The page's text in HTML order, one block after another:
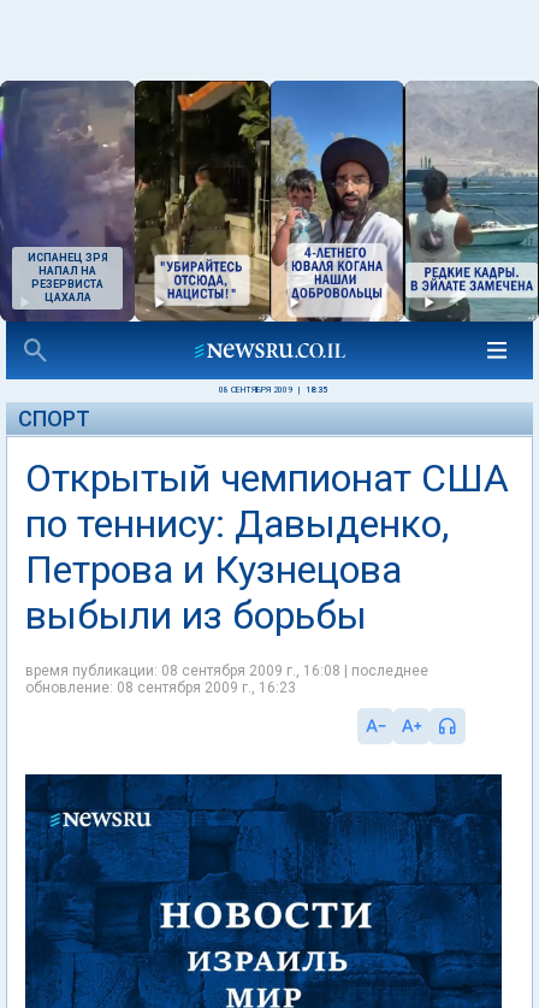
ИСПАНЕЦ ЗРЯ
НАПАЛ НА
РЕЗЕРВИСТА
ЦАХАЛА
08 СЕНТЯБРЯ 2009 18:35
СПОРТ
Открытый чемпионат США
по теннису: Давыденко,
Петрова и Кузнецова
выбыли из борьбы
время публикации: 08 сентября 2009 г., 16:08 | последнее
обновление: 08 сентября 2009 г., 16:23